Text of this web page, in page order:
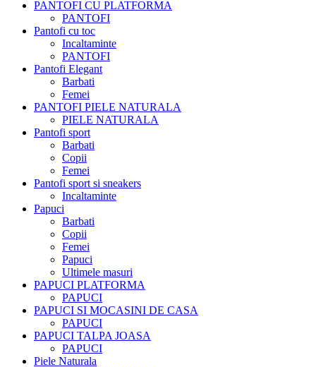
PANTOFI CU PLATFORMA
PANTOFI
Pantofi cu toc
Incaltaminte
PANTOFI
Pantofi Elegant
Barbati
Femei
PANTOFI PIELE NATURALA
PIELE NATURALA
Pantofi sport
Barbati
Copii
Femei
Pantofi sport si sneakers
Incaltaminte
Papuci
Barbati
Copii
Femei
Papuci
Ultimele masuri
PAPUCI PLATFORMA
PAPUCI
PAPUCI SI MOCASINI DE CASA
PAPUCI
PAPUCI TALPA JOASA
PAPUCI
Piele Naturala